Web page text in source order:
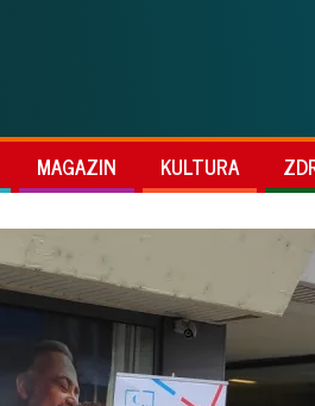
MAGAZIN KULTURA